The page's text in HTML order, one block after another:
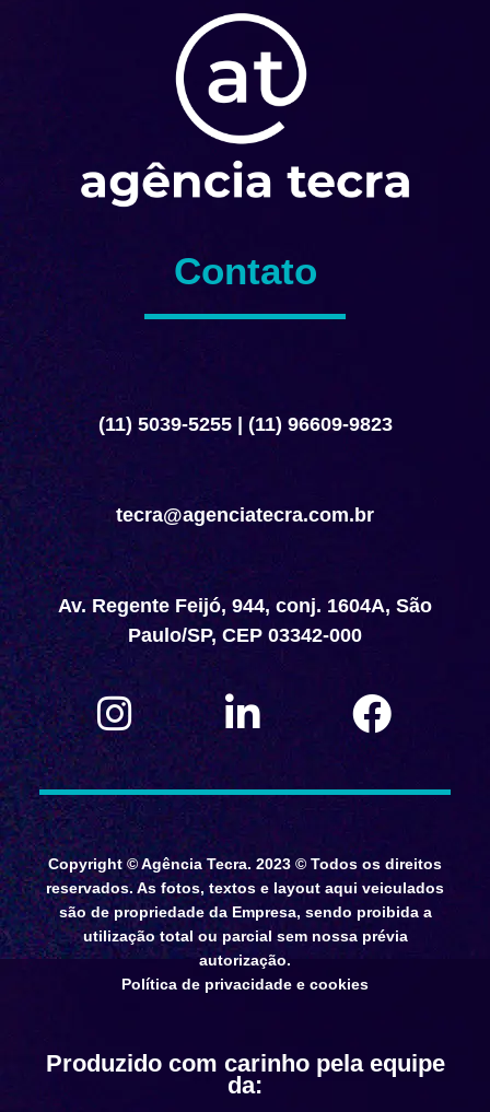
Contato
(11) 5039-5255| (11) 96609-9823
tecra@agenciatecra.com.br
Av. Regente Feijó, 944, conj. 1604A, São
Paulo/SP, CEP 03342-000
Copyright © Agência Tecra. 2023 © Todos os direitos
reservados. As fotos, textos e layout aqui veiculados
são de propriedade da Empresa, sendo proibida a
utilização total ou parcial sem nossa prévia
autorização.
Política de privacidade e cookies
Produzido com carinho pela equipe
da: